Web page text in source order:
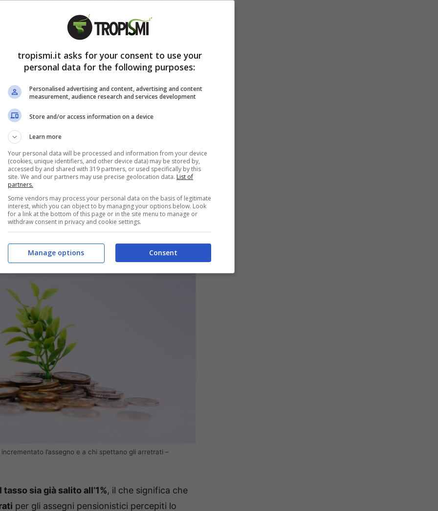
informazioni a riguardo e soprattutto i
2026: di quanto viene
a chi spettano gli arretrati
le pensioni verrannorivalutate in base al
ISTAT. Lo scorso anno l’incremento è stato
resta sempre un tasso provvisorio che
mesi dell’anno precedente, e poi dunque
l’assegno e a chi spettano gli arretrati –
sia già salito all’1%, il che significa che
per gli assegni pensionistici percepiti lo
tropismi.it asks for your consent to use your
personal data for the following purposes:
Personalised advertising and content, advertising and content
measurement, audience research and services development
Store and/or access information on a device
Learn more
Your personal data will be processed and information from your device
(cookies, unique identifiers, and other device data) may be stored by,
accessed by and shared with 319 partners, or used specifically by this
site. We and our partners may use precise geolocation data. List of
partners.
Some vendors may process your personal data on the basis of legitimate
interest, which you can object to by managing your options below. Look
for a link at the bottom of this page or in the site menu to manage or
withdraw consent in privacy and cookie settings.
Consent
Manage options